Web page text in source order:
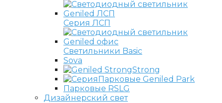
Серия ЛСП
Светильники Basic
Sova
Strong
Парковые Geniled Park
Парковые RSLG
Дизайнерский свет